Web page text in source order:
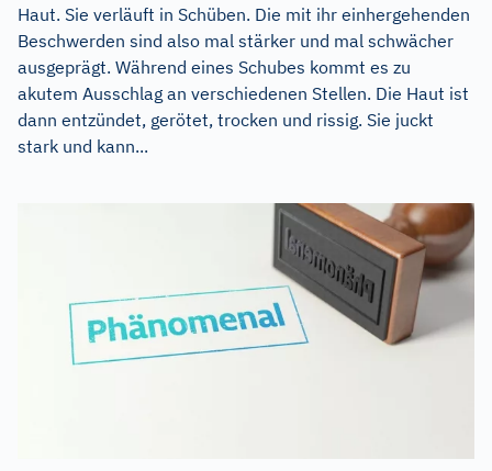
Haut. Sie verläuft in Schüben. Die mit ihr einhergehenden
Beschwerden sind also mal stärker und mal schwächer
ausgeprägt. Während eines Schubes kommt es zu
akutem Ausschlag an verschiedenen Stellen. Die Haut ist
dann entzündet, gerötet, trocken und rissig. Sie juckt
stark und kann...